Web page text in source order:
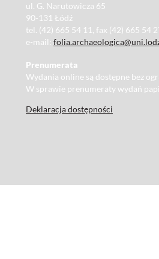
ul. G. Narutowicza 65
90-131 Łódź
tel. (42) 665 54 11, fax (42) 665 54
e-mail:
Prenumerata
Wydania online są dostępne bez
W sprawie prenumeraty wydań
Deklaracja dostępności